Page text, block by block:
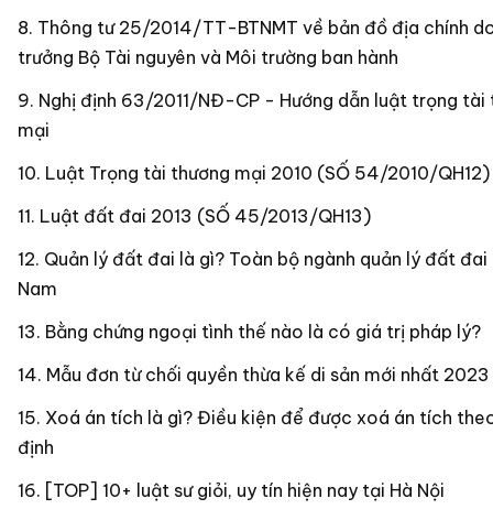
Thông tư 25/2014/TT-BTNMT về bản đồ địa chính
trưởng Bộ Tài nguyên và Môi trường ban hành
Nghị định 63/2011/NĐ-CP - Hướng dẫn luật trọng tài
mại
Luật Trọng tài thương mại 2010 (SỐ 54/2010/QH12)
Luật đất đai 2013 (SỐ 45/2013/QH13)
Quản lý đất đai là gì? Toàn bộ ngành quản lý đất
Nam
Bằng chứng ngoại tình thế nào là có giá trị pháp lý?
Mẫu đơn từ chối quyền thừa kế di sản mới nhất 2023
Xoá án tích là gì? Điều kiện để được xoá án tích
định
[TOP] 10+ luật sư giỏi, uy tín hiện nay tại Hà Nội